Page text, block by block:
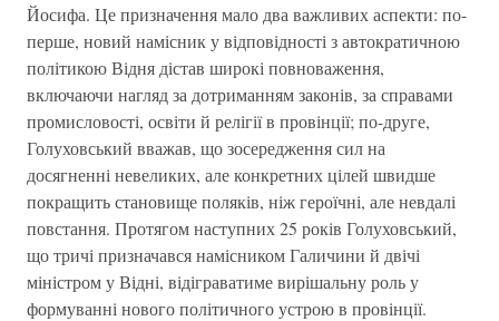
Йосифа. Це призначення мало два важливих аспекти: по-
перше, новий намісник у відповідності з автократичною
політикою Відня дістав широкі повноваження,
включаючи нагляд за дотриманням законів, за справами
промисловості, освіти й релігії в провінції; по-друге,
Голуховський вважав, що зосередження сил на
досягненні невеликих, але конкретних цілей швидше
покращить становище поляків, ніж героїчні, але невдалі
повстання. Протягом наступних 25 років Голуховський,
що тричі призначався намісником Галичини й двічі
міністром у Відні, відіграватиме вирішальну роль у
формуванні нового політичного устрою в провінції.